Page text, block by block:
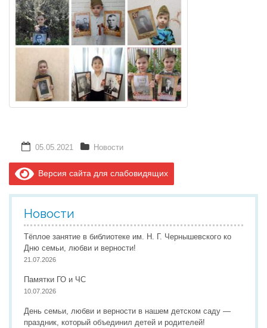
Реализация соц заказа
Напишите нам
05.05.2021 Новости
Версия сайта для слабовидящих
Новости
Тёплое занятие в библиотеке им. Н. Г. Чернышевского ко
Дню семьи, любви и верности!
21.07.2026
Памятки ГО и ЧС
10.07.2026
День семьи, любви и верности в нашем детском саду —
праздник, который объединил детей и родителей!